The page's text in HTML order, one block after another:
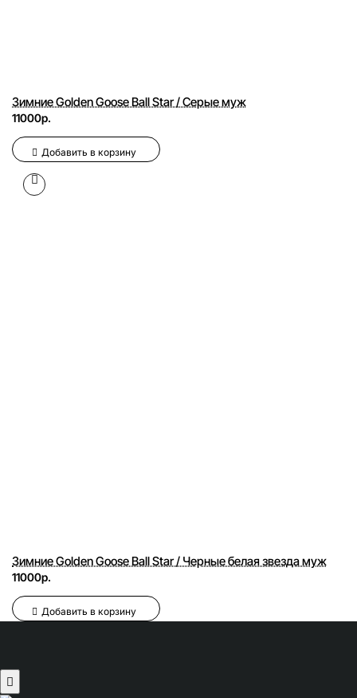
Зимние Golden Goose Ball Star / Серые муж
11000р.
Добавить в корзину
Зимние Golden Goose Ball Star / Черные белая звезда муж
11000р.
Добавить в корзину